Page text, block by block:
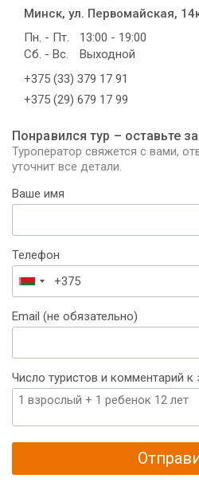
Минск, ул. Первомайская,
Пн. - Пт.
13:00 - 19:00
Сб. - Вс.
Выходной
+375 (33) 379 17 91
+375 (29) 679 17 99
Понравился тур – оставьте
Туроператор свяжется с вами,
уточнит все детали.
Ваше имя
Телефон
Беларусь
+375
Email (не обязательно)
Число туристов и комментарий к